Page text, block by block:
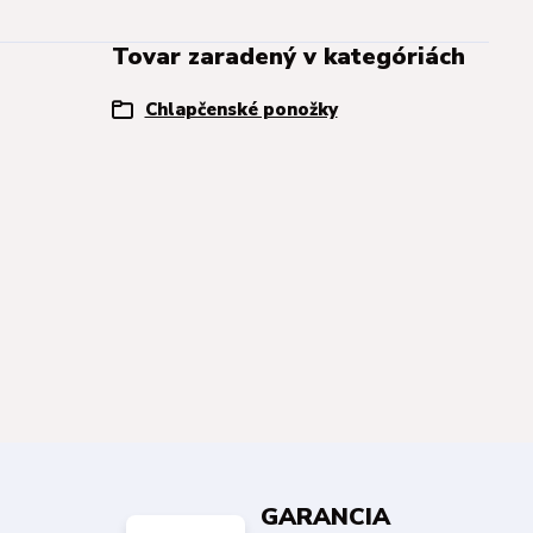
Tovar zaradený v kategóriách
Chlapčenské ponožky
GARANCIA